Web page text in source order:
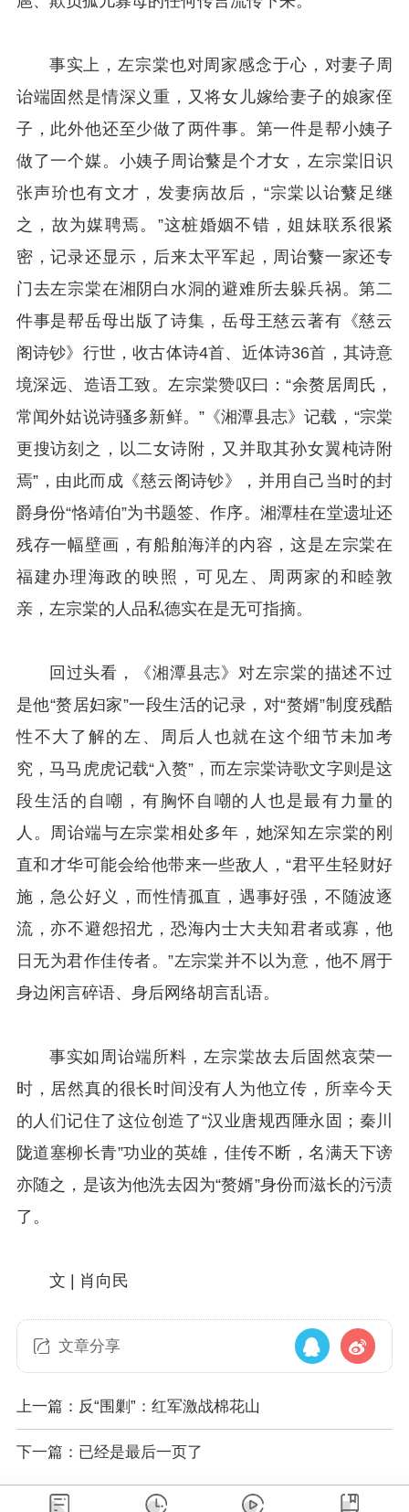
事实上，左宗棠也对周家感念于心，对妻子周
诒端固然是情深义重，又将女儿嫁给妻子的娘家侄
子，此外他还至少做了两件事。第一件是帮小姨子
做了一个媒。小姨子周诒蘩是个才女，左宗棠旧识
张声玠也有文才，发妻病故后，“宗棠以诒蘩足继
之，故为媒聘焉。”这桩婚姻不错，姐妹联系很紧
密，记录还显示，后来太平军起，周诒蘩一家还专
门去左宗棠在湘阴白水洞的避难所去躲兵祸。第二
件事是帮岳母出版了诗集，岳母王慈云著有《慈云
阁诗钞》行世，收古体诗4首、近体诗36首，其诗意
境深远、造语工致。左宗棠赞叹曰：“余赘居周氏，
常闻外姑说诗骚多新鲜。”《湘潭县志》记载，“宗棠
更搜访刻之，以二女诗附，又并取其孙女翼杶诗附
焉”，由此而成《慈云阁诗钞》，并用自己当时的封
爵身份“恪靖伯”为书题签、作序。湘潭桂在堂遗址还
残存一幅壁画，有船舶海洋的内容，这是左宗棠在
福建办理海政的映照，可见左、周两家的和睦敦
亲，左宗棠的人品私德实在是无可指摘。
回过头看，《湘潭县志》对左宗棠的描述不过
是他“赘居妇家”一段生活的记录，对“赘婿”制度残酷
性不大了解的左、周后人也就在这个细节未加考
究，马马虎虎记载“入赘”，而左宗棠诗歌文字则是这
段生活的自嘲，有胸怀自嘲的人也是最有力量的
人。周诒端与左宗棠相处多年，她深知左宗棠的刚
直和才华可能会给他带来一些敌人，“君平生轻财好
施，急公好义，而性情孤直，遇事好强，不随波逐
流，亦不避怨招尤，恐海内士大夫知君者或寡，他
日无为君作佳传者。”左宗棠并不以为意，他不屑于
身边闲言碎语、身后网络胡言乱语。
事实如周诒端所料，左宗棠故去后固然哀荣一
时，居然真的很长时间没有人为他立传，所幸今天
的人们记住了这位创造了“汉业唐规西陲永固；秦川
陇道塞柳长青”功业的英雄，佳传不断，名满天下谤
亦随之，是该为他洗去因为“赘婿”身份而滋长的污渍
了。
文 | 肖向民
文章分享
上一篇：反“围剿”：红军激战棉花山
下一篇：已经是最后一页了